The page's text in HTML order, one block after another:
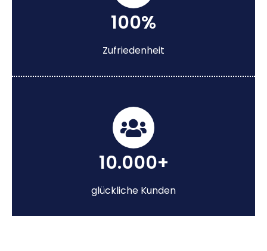
100%
Zufriedenheit
10.000+
glückliche Kunden